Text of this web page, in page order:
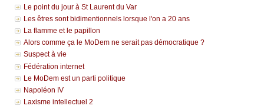
Le point du jour à St Laurent du Var
Les êtres sont bidimentionnels lorsque l'on a 20 ans
La flamme et le papillon
Alors comme ça le MoDem ne serait pas démocratique ?
Suspect à vie
Fédération internet
Le MoDem est un parti politique
Napoléon IV
Laxisme intellectuel 2